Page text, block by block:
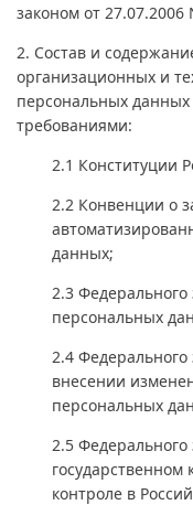
законом от
2. Состав и
организационных и
персональных данных
требованиями:
2.1 Конституции
2.2 Конвенции о
данных;
2.3
персональных
2.4
внесении
персональных
2.5
контроле в